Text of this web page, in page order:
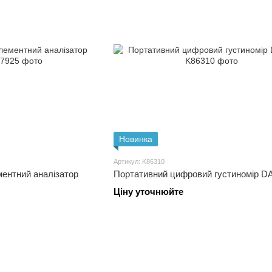
аналізатор
Новинка
Артикул: K86310
Портативний цифровий густиномір
Ціну уточнюйте